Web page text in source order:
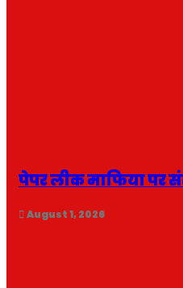
पेपर लीक माफिया पर
August 1, 2026